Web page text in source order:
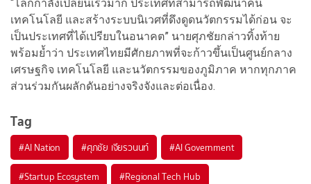
“โลกกำลังเปลี่ยนเร็วมาก ประเทศที่สามารถพัฒนาคน
เทคโนโลยี และสร้างระบบนิเวศที่ดึงดูดนวัตกรรมได้ก่อน จะ
เป็นประเทศที่ได้เปรียบในอนาคต” นายศุภชัยกล่าวทิ้งท้าย
พร้อมย้ำว่า ประเทศไทยมีศักยภาพที่จะก้าวขึ้นเป็นศูนย์กลาง
เศรษฐกิจ เทคโนโลยี และนวัตกรรมของภูมิภาค หากทุกภาค
ส่วนร่วมกันผลักดันอย่างจริงจังและต่อเนื่อง.
Tag
#AI Nation #ศุภชัย เจียรวนนท์ #AI Government
#Startup Ecosystem #Regional Tech Hub